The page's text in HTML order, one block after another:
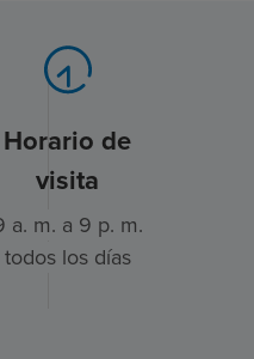
Horario de
visita
a. m. a 9 p. m.
todos los días